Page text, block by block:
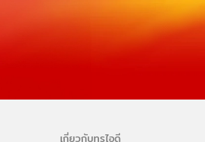
เกี่ยวกับทรูไอดี